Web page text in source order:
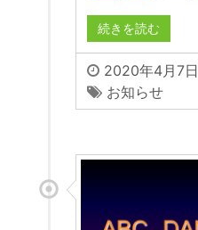
続きを読む
2020年4月7日
お知らせ